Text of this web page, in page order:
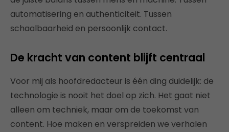
automatisering en authenticiteit. Tussen
schaalbaarheid en persoonlijk contact.
De kracht van content blijft centraal
Voor mij als hoofdredacteur is één ding duidelijk: de
technologie is nooit het doel op zich. Het gaat niet
alleen om techniek, maar om de toekomst van
content. Hoe maken en verspreiden we verhalen